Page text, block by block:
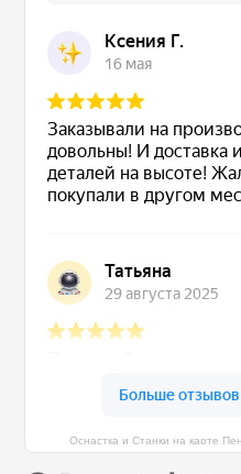
Оснастка и Станки на карте